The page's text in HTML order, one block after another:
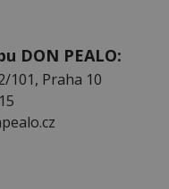
DON PEALO:
101, Praha 10